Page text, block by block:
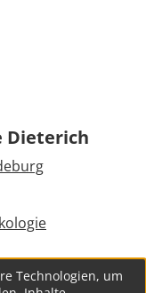
Dieterich
Technologien, um